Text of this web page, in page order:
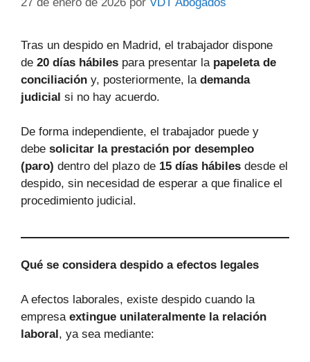
Tras un despido en Madrid, el trabajador dispone
de 20 días hábiles para presentar la papeleta de
conciliación y, posteriormente, la demanda
judicial si no hay acuerdo.
De forma independiente, el trabajador puede y
debe solicitar la prestación por desempleo
(paro) dentro del plazo de 15 días hábiles desde el
despido, sin necesidad de esperar a que finalice el
procedimiento judicial.
Qué se considera despido a efectos legales
A efectos laborales, existe despido cuando la
empresa extingue unilateralmente la relación
laboral , ya sea mediante: